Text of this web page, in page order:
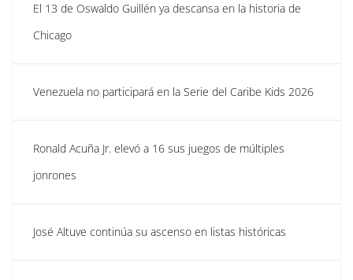
El 13 de Oswaldo Guillén ya descansa en la historia de
Chicago
Venezuela no participará en la Serie del Caribe Kids 2026
Ronald Acuña Jr. elevó a 16 sus juegos de múltiples
jonrones
José Altuve continúa su ascenso en listas históricas